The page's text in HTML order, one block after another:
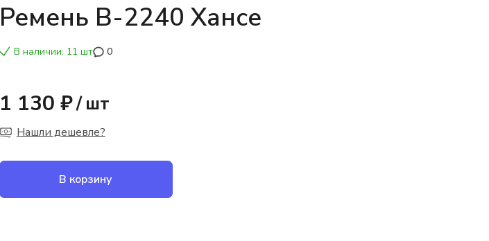
Ремень В-2240 Хансе
В наличии: 11 шт 0
1 130 ₽/ шт
Нашли дешевле?
В корзину